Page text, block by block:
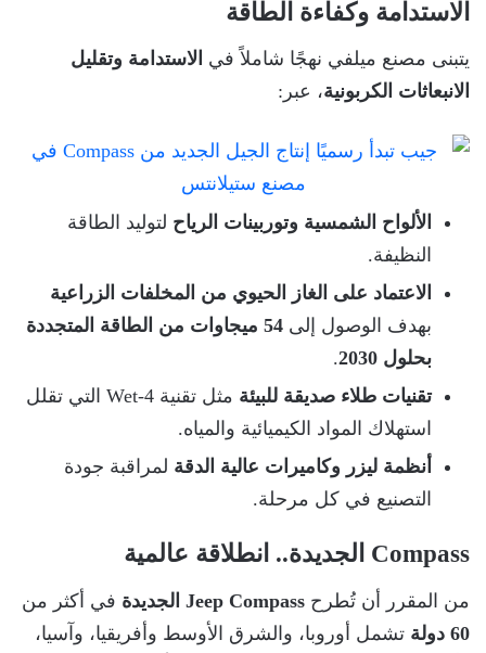
الاستدامة وكفاءة الطاقة
يتبنى مصنع ميلفي نهجًا شاملاً في الاستدامة وتقليل
الانبعاثات الكربونية، عبر:
الألواح الشمسية وتوربينات الرياح لتوليد الطاقة
النظيفة.
الاعتماد على الغاز الحيوي من المخلفات الزراعية
بهدف الوصول إلى
54 ميجاوات من الطاقة المتجددة
بحلول 2030
.
تقنيات طلاء صديقة للبيئة
مثل تقنية 4-Wet التي تقلل
استهلاك المواد الكيميائية والمياه.
أنظمة ليزر وكاميرات عالية الدقة لمراقبة جودة
التصنيع في كل مرحلة.
Compass الجديدة.. انطلاقة عالمية
من المقرر أن تُطرح Jeep Compass الجديدة
في أكثر من
60 دولة
تشمل أوروبا، والشرق الأوسط وأفريقيا، وآسيا،